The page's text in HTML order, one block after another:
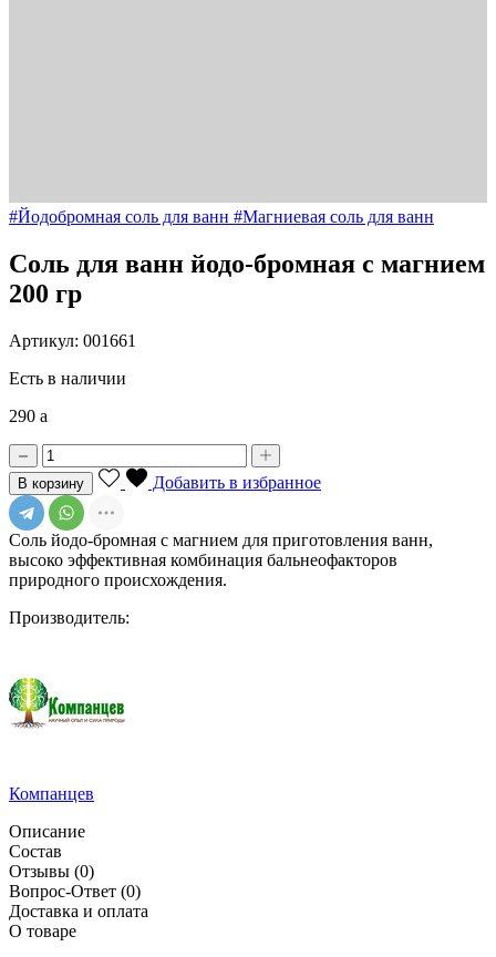
#Йодобромная соль для ванн #Магниевая соль для ванн
Соль для ванн йодо-бромная с магнием
200 гр
Артикул: 001661
Есть в наличии
290 a
В корзину Добавить в избранное
Соль йодо-бромная с магнием для приготовления ванн,
высоко эффективная комбинация бальнеофакторов
природного происхождения.
Производитель:
Компанцев
Описание
Состав
Отзывы (0)
Вопрос-Ответ (0)
Доставка и оплата
О товаре